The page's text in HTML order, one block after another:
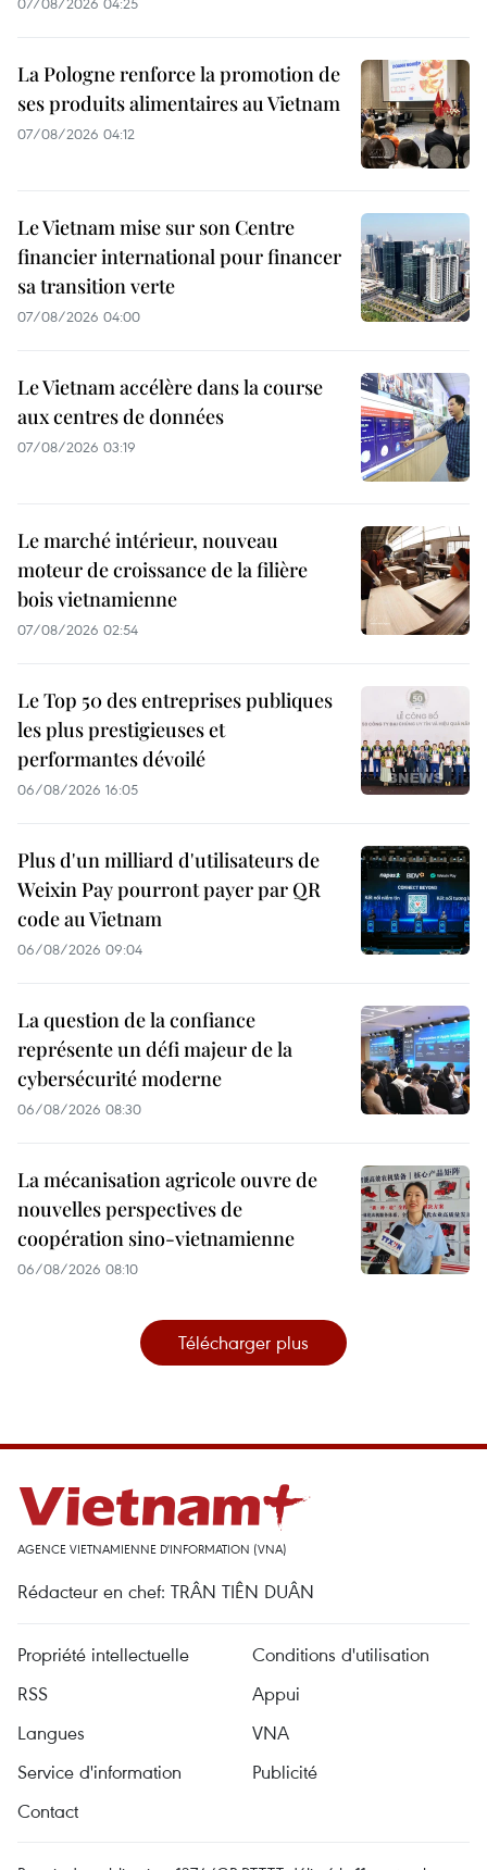
La Pologne renforce la promotion de
ses produits alimentaires au Vietnam
07/08/2026 04:12
Le Vietnam mise sur son Centre
financier international pour financer
sa transition verte
07/08/2026 04:00
Le Vietnam accélère dans la course
aux centres de données
07/08/2026 03:19
Le marché intérieur, nouveau
moteur de croissance de la filière
bois vietnamienne
07/08/2026 02:54
Le Top 50 des entreprises publiques
les plus prestigieuses et
performantes dévoilé
06/08/2026 16:05
Plus d'un milliard d'utilisateurs de
Weixin Pay pourront payer par QR
code au Vietnam
06/08/2026 09:04
La question de la confiance
représente un défi majeur de la
cybersécurité moderne
06/08/2026 08:30
La mécanisation agricole ouvre de
nouvelles perspectives de
coopération sino-vietnamienne
06/08/2026 08:10
Télécharger plus
AGENCE VIETNAMIENNE D'INFORMATION (VNA)
Rédacteur en chef: TRÂN TIÊN DUÂN
Propriété intellectuelle
Conditions d'utilisation
RSS
Appui
Langues
VNA
Service d'information
Publicité
Contact